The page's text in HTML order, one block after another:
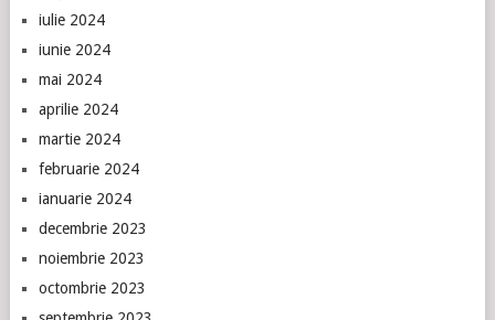
iulie 2024
iunie 2024
mai 2024
aprilie 2024
martie 2024
februarie 2024
ianuarie 2024
decembrie 2023
noiembrie 2023
octombrie 2023